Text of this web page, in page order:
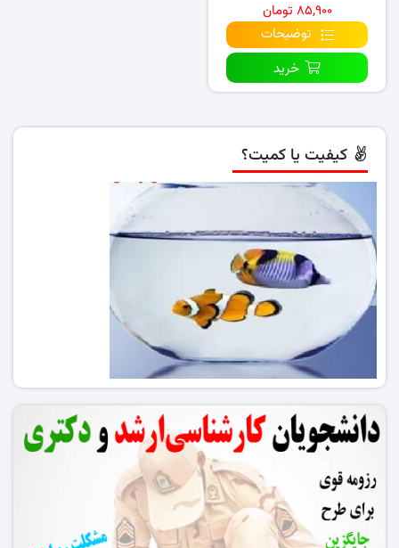
۸۵,۹۰۰ تومان
توضیحات
خرید
کیفیت یا کمیت؟